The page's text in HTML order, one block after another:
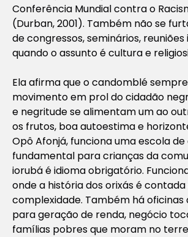
Conferência Mundial contra o
(Durban, 2001). Também não se
de congressos, seminários,
quando o assunto é cultura e
Ela afirma que o candomblé
movimento em prol do cidadão
e negritude se alimentam um ao
os frutos, boa autoestima e
Opô Afonjá, funciona uma escola de
fundamental para crianças da
iorubá é idioma obrigatório.
onde a história dos orixás é
complexidade. Também há
para geração de renda, negócio
famílias pobres que moram no